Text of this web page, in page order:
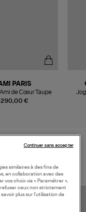
290,00 €
PARIS
de Cœur Taupe
similaires à des fins de
en collaboration avec des
vos choix via « Paramétrer »,
refuser ceux non strictement
plus sur l’utilisation de
Continuer sans accepter